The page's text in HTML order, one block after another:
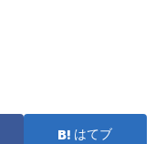
はてブ